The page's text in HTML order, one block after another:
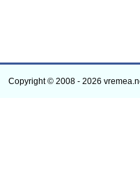
Copyright © 2008 - 2026